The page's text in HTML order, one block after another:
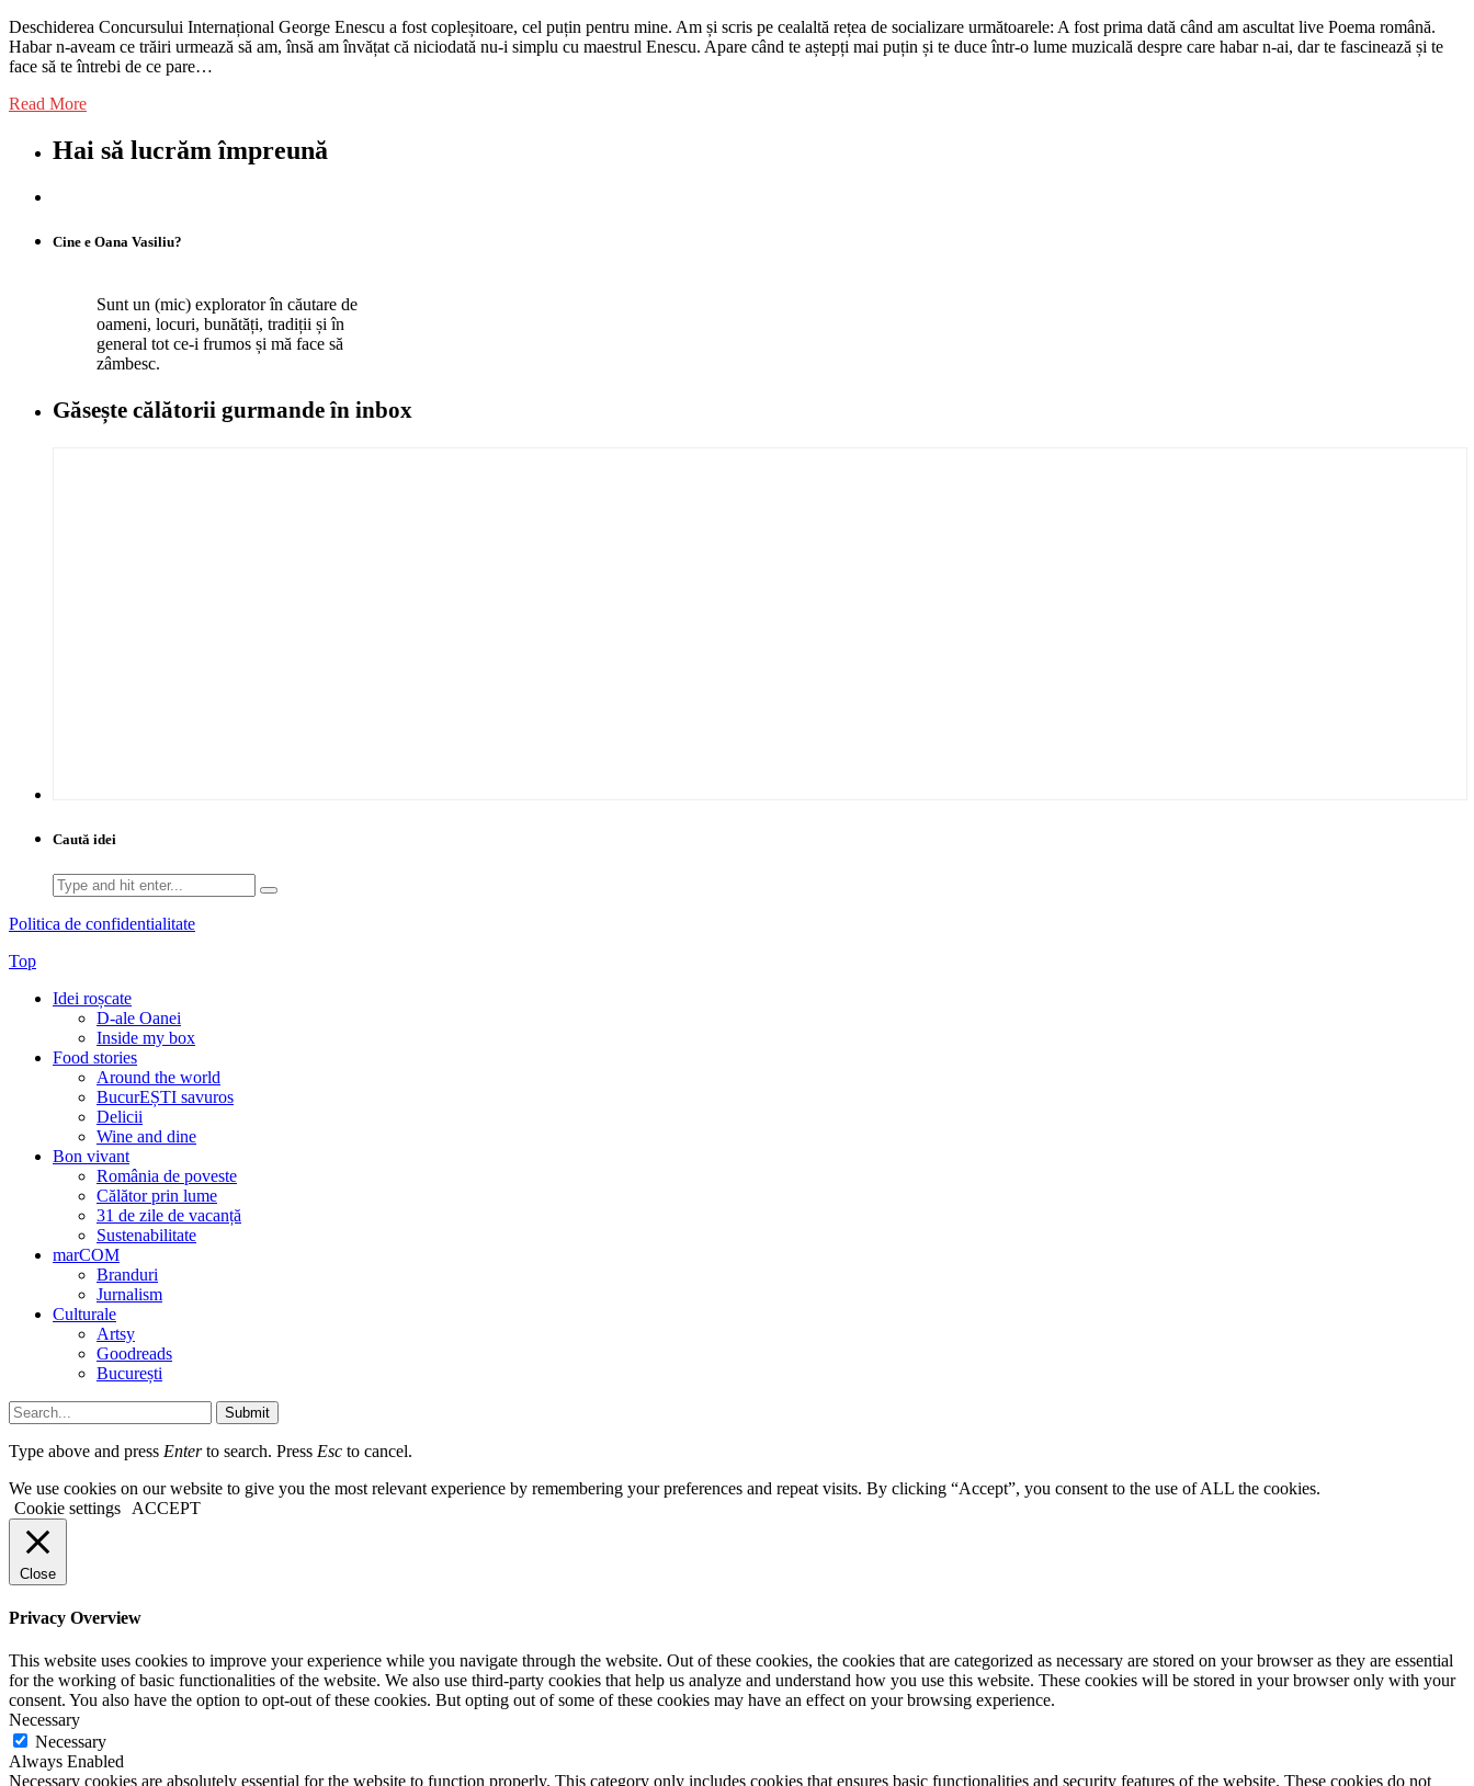
Deschiderea Concursului Internațional George Enescu a fost copleșitoare, cel puțin pentru mine. Am și scris pe cealaltă rețea de socializare următoarele: A fost prima dată când am ascultat live Poema română.
Habar n-aveam ce trăiri urmează să am, însă am învățat că niciodată nu-i simplu cu maestrul Enescu. Apare când te aștepți mai puțin și te duce într-o lume muzicală despre care habar n-ai, dar te fascinează și te
face să te întrebi de ce pare…
Read More
Hai să lucrăm împreună
Cine e Oana Vasiliu?
Sunt un (mic) explorator în căutare de
oameni, locuri, bunătăți, tradiții și în
general tot ce-i frumos și mă face să
zâmbesc.
Găsește călătorii gurmandeîn inbox
Caută idei
Search
for:
Politica de confidentialitate
Top
Idei roșcate
D-ale Oanei
Inside my box
Food stories
Around the world
BucurEȘTI savuros
Delicii
Wine and dine
Bon vivant
România de poveste
Călător prin lume
31 de zile de vacanță
Sustenabilitate
marCOM
Branduri
Jurnalism
Culturale
Artsy
Goodreads
București
Submit
Type above and press Enterto search. Press Esc to cancel.
We use cookies on our website to give you the most relevant experience by remembering your preferences and repeat visits. By clicking “Accept”, you consent to the use of ALL the cookies.
Cookie settings
ACCEPT
Close
Privacy Overview
This website uses cookies to improve your experience while you navigate through the website. Out of these cookies, the cookies that are categorized as necessary are stored on your browser as they are essential
for the working of basic functionalities of the website. We also use third-party cookies that help us analyze and understand how you use this website. These cookies will be stored in your browser only with your
consent. You also have the option to opt-out of these cookies. But opting out of some of these cookies may have an effect on your browsing experience.
Necessary
Necessary
Always Enabled
Necessary cookies are absolutely essential for the website to function properly. This category only includes cookies that ensures basic functionalities and security features of the website. These cookies do not